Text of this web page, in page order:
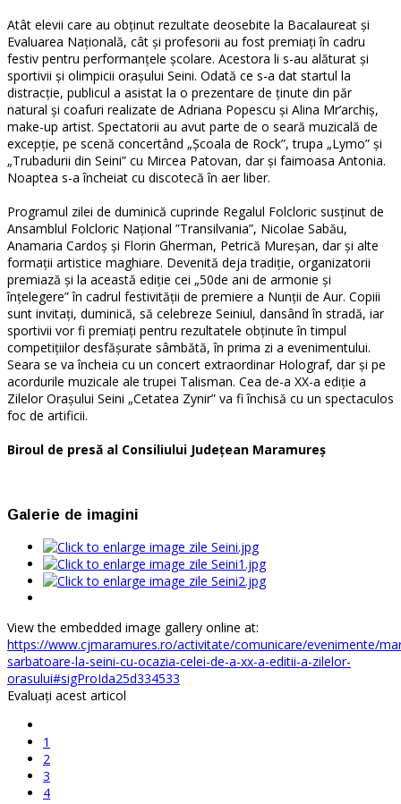
Atât elevii care au obţinut rezultate deosebite la Bacalaureat şi
Evaluarea Naţională, cât şi profesorii au fost premiaţi în cadru
festiv pentru performanţele şcolare. Acestora li s-au alăturat şi
sportivii şi olimpicii oraşului Seini. Odată ce s-a dat startul la
distracţie, publicul a asistat la o prezentare de ţinute din păr
natural şi coafuri realizate de Adriana Popescu şi Alina Mr’archiş,
make-up artist. Spectatorii au avut parte de o seară muzicală de
excepţie, pe scenă concertând „Şcoala de Rock”, trupa „Lymo” şi
„Trubadurii din Seini” cu Mircea Patovan, dar şi faimoasa Antonia.
Noaptea s-a încheiat cu discotecă în aer liber.
Programul zilei de duminică cuprinde Regalul Folcloric susţinut de
Ansamblul Folcloric Naţional ”Transilvania”, Nicolae Sabău,
Anamaria Cardoş şi Florin Gherman, Petrică Mureşan, dar şi alte
formaţii artistice maghiare. Devenită deja tradiţie, organizatorii
premiază şi la această ediţie cei „50de ani de armonie şi
înţelegere” în cadrul festivităţii de premiere a Nunţii de Aur. Copiii
sunt invitaţi, duminică, să celebreze Seiniul, dansând în stradă, iar
sportivii vor fi premiaţi pentru rezultatele obţinute în timpul
competiţiilor desfăşurate sâmbătă, în prima zi a evenimentului.
Seara se va încheia cu un concert extraordinar Holograf, dar şi pe
acordurile muzicale ale trupei Talisman. Cea de-a XX-a ediţie a
Zilelor Oraşului Seini „Cetatea Zynir” va fi închisă cu un spectaculos
foc de artificii.
Biroul de presă al Consiliului Judeţean Maramureş
Galerie de imagini
View the embedded image gallery online at:
https://www.cjmaramures.ro/activitate/comunicare/evenimente/
sarbatoare-la-seini-cu-ocazia-celei-de-a-xx-a-editii-a-zilelor-
orasului#sigProIda25d334533
Evaluaţi acest articol
1
2
3
4